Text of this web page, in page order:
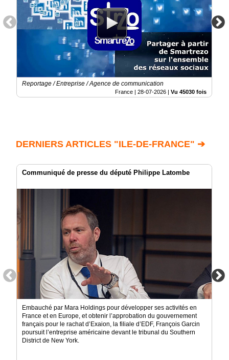
Reportage / Entreprise / Agence de communication
France | 28-07-2026 | Vu 45030 fois
DERNIERS ARTICLES "ILE-DE-FRANCE" ➔
Communiqué de presse du député Philippe Latombe
Embauché par Mara Holdings pour développer ses activités en
France et en Europe, et obtenir l’approbation du gouvernement
français pour le rachat d’Exaion, la filiale d’EDF, François Garcin
poursuit l’entreprise américaine devant le tribunal du Southern
District de New York.